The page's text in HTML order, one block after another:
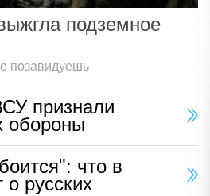
подземное
позавидуешь
признали
обороны
что в
русских